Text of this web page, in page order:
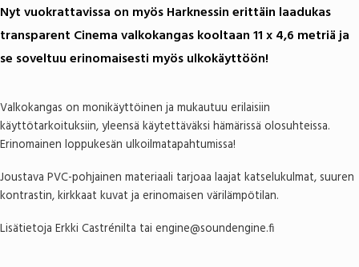
Nyt vuokrattavissa on myös Harknessin erittäin laadukas
transparent Cinema valkokangas kooltaan 11 x 4,6 metriä ja
se soveltuu erinomaisesti myös ulkokäyttöön!
Valkokangas on monikäyttöinen ja mukautuu erilaisiin
käyttötarkoituksiin, yleensä käytettäväksi hämärissä olosuhteissa.
Erinomainen loppukesän ulkoilmatapahtumissa!
Joustava PVC-pohjainen materiaali tarjoaa laajat katselukulmat, suuren
kontrastin, kirkkaat kuvat ja erinomaisen värilämpötilan.
Lisätietoja Erkki Castrénilta tai engine@soundengine.fi